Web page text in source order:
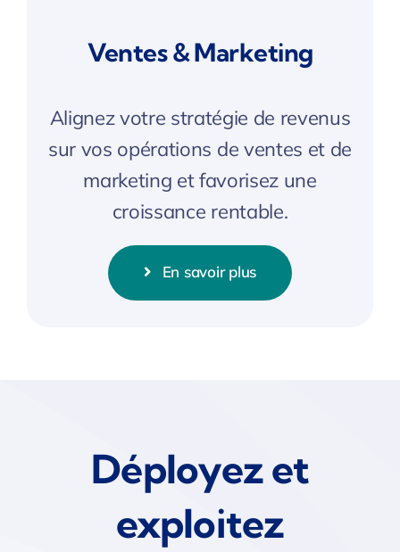
Ventes & Marketing
Alignez votre stratégie de revenus
sur vos opérations de ventes et de
marketing et favorisez une
croissance rentable.
En savoir plus
Déployez et
exploitez